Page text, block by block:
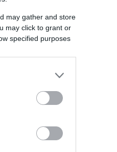
may gather and store
may click to grant or
specified purposes